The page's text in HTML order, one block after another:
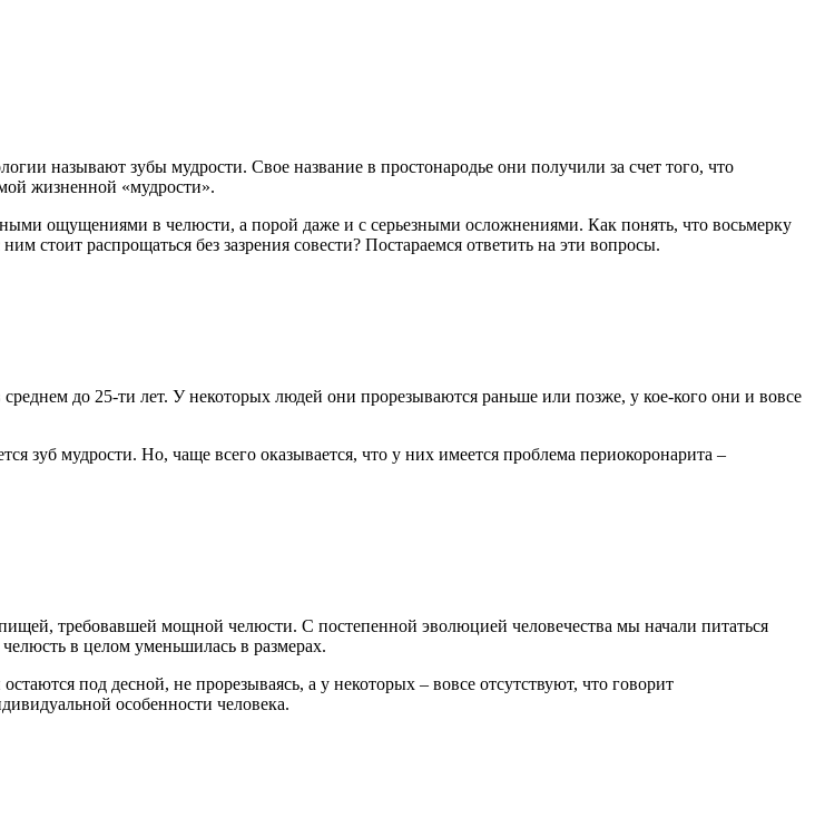
называют зубы мудрости. Свое название в простонародье они получили за счет того, что
жизненной «мудрости».
ощущениями в челюсти, а порой даже и с серьезными осложнениями. Как понять, что восьмерку
стоит распрощаться без зазрения совести? Постараемся ответить на эти вопросы.
до 25-ти лет. У некоторых людей они прорезываются раньше или позже, у кое-кого они и вовсе
зуб мудрости. Но, чаще всего оказывается, что у них имеется проблема периокоронарита –
требовавшей мощной челюсти. С постепенной эволюцией человечества мы начали питаться
в целом уменьшилась в размерах.
под десной, не прорезываясь, а у некоторых – вовсе отсутствуют, что говорит
особенности человека.